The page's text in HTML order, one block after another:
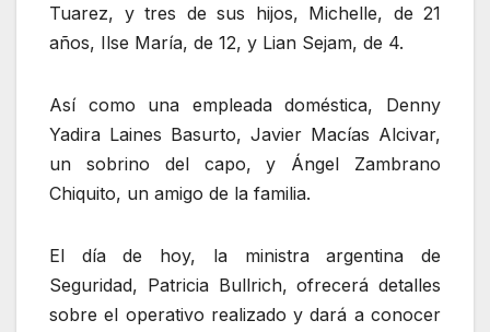
Tuarez, y tres de sus hijos, Michelle, de 21
años, Ilse María, de 12, y Lian Sejam, de 4.
Así como una empleada doméstica, Denny
Yadira Laines Basurto, Javier Macías Alcivar,
un sobrino del capo, y Ángel Zambrano
Chiquito, un amigo de la familia.
El día de hoy, la ministra argentina de
Seguridad, Patricia Bullrich, ofrecerá detalles
sobre el operativo realizado y dará a conocer